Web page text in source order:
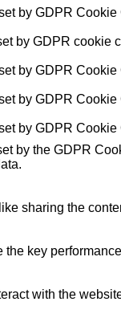
by GDPR
by GDPR cookie
by GDPR
by GDPR
by GDPR
by the GDPR
sharing the
key
with the